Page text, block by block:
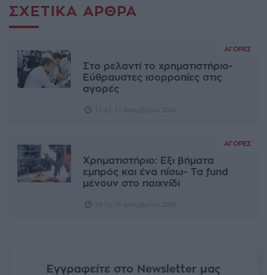
ΣΧΕΤΙΚΆ ΆΡΘΡΑ
ΑΓΟΡΈΣ
Στο ρελαντί το χρηματιστήριο-
Εύθραυστες ισορροπίες στις
αγορές
ΑΓΟΡΈΣ
Χρηματιστήριο: Εξι βήματα
εμπρός και ένα πίσω- Τα fund
μένουν στο παιχνίδι
Εγγραφείτε στο Newsletter μας